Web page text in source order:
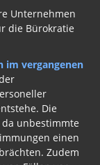
Unternehmen
die Bürokratie
im vergangenen
Die
unbestimmte
einen
Zudem